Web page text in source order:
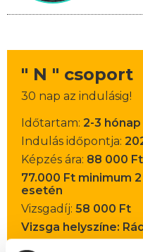
" N " csoport
30 nap az indulásig!
Időtartam: 2-3 hónap
Indulás időpontja:
Képzés ára: 88 000 Ft
77.000 Ft minimum
esetén
Vizsgadíj: 58 000 Ft
Vizsga helyszíne: